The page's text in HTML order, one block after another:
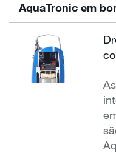
AquaTronic em